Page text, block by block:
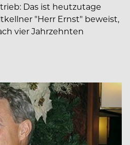
Das ist heutzutage
"Herr Ernst" beweist,
vier Jahrzehnten